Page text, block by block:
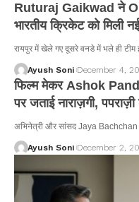
Ruturaj Gaikwad ने
भारतीय क्रिकेट को मिली
रायपुर में खेले गए दूसरे वनडे में भले ही टीम
Ayush Soni December 4,
फिल्म मेकर Ashok
पर जताई नाराज़गी,
अभिनेत्री और सांसद Jaya Bachchan
Ayush Soni December 2,